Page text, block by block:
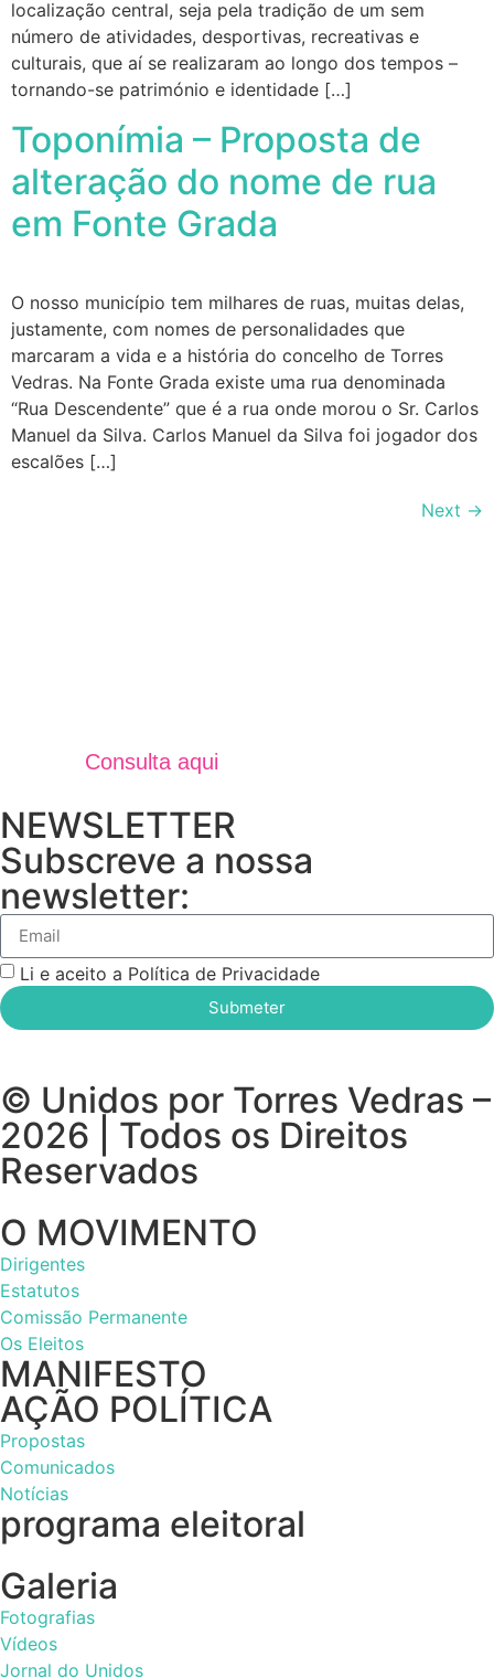
localização central, seja pela tradição de um sem
número de atividades, desportivas, recreativas e
culturais, que aí se realizaram ao longo dos tempos –
tornando-se património e identidade […]
Toponímia – Proposta de
alteração do nome de rua
em Fonte Grada
O nosso município tem milhares de ruas, muitas delas,
justamente, com nomes de personalidades que
marcaram a vida e a história do concelho de Torres
Vedras. Na Fonte Grada existe uma rua denominada
“Rua Descendente” que é a rua onde morou o Sr. Carlos
Manuel da Silva. Carlos Manuel da Silva foi jogador dos
escalões […]
Next →
Consulta aqui
NEWSLETTER
Subscreve a nossa
newsletter:
Li e aceito a Política de Privacidade
Submeter
© Unidos por Torres Vedras –
2026 | Todos os Direitos
Reservados
O MOVIMENTO
Dirigentes
Estatutos
Comissão Permanente
Os Eleitos
MANIFESTO
AÇÃO POLÍTICA
Propostas
Comunicados
Notícias
programa eleitoral
Galeria
Fotografias
Vídeos
Jornal do Unidos